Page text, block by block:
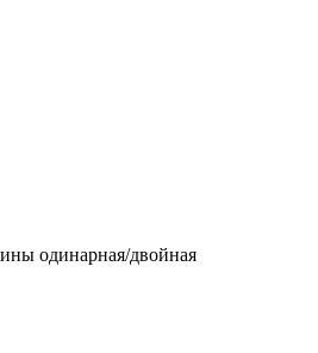
одинарная/двойная